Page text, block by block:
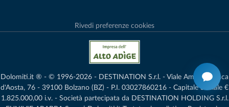
Rivedi preferenze cookies
Dolomiti.it ® - © 1996-2026 - DESTINATION S.r.l. - Viale Amedeo Duca
d'Aosta, 76 - 39100 Bolzano (BZ) - P.I. 03027860216 - Capitale Sociale €
1.825.000,00 i.v. - Società partecipata da DESTINATION HOLDING S.r.l.